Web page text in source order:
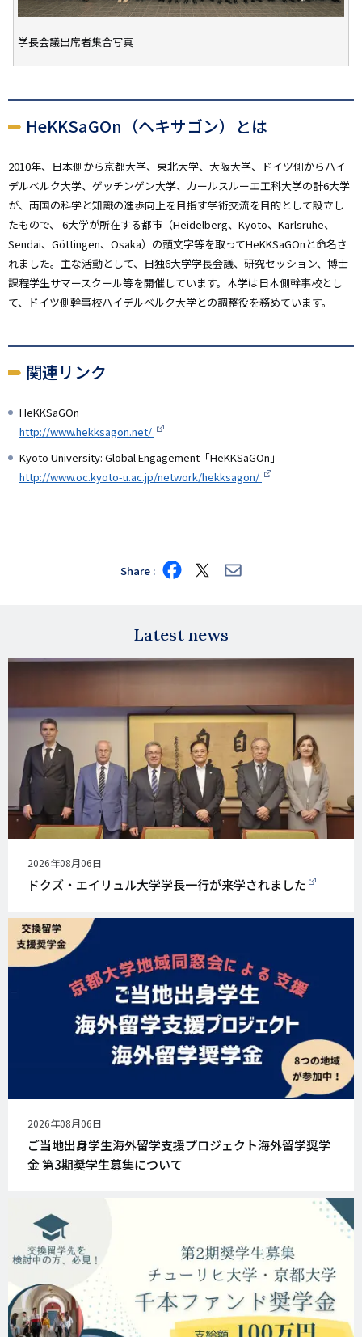
学長会議出席者集合写真
HeKKSaGOn（ヘキサゴン）とは
2010年、日本側から京都大学、東北大学、大阪大学、ドイツ側からハイ
デルベルク大学、ゲッチンゲン大学、カールスルーエ工科大学の計6大学
が、両国の科学と知識の進歩向上を目指す学術交流を目的として設立し
たもので、 6大学が所在する都市（Heidelberg、Kyoto、Karlsruhe、
Sendai、Göttingen、Osaka）の頭文字等を取ってHeKKSaGOnと命名さ
れました。主な活動として、日独6大学学長会議、研究セッション、博士
課程学生サマースクール等を開催しています。本学は日本側幹事校とし
て、ドイツ側幹事校ハイデルベルク大学との調整役を務めています。
関連リンク
HeKKSaGOn
http://www.hekksagon.net/
Kyoto University: Global Engagement「HeKKSaGOn」
http://www.oc.kyoto-u.ac.jp/network/hekksagon/
Share Share
on
Share
on
Share
via
Latest news
公
開
日
2026年08月06日
ドクズ・エイリュル大学学長一行が来学されました
公
開
日
2026年08月06日
ご当地出身学生海外留学支援プロジェクト海外留学奨学
金 第3期奨学生募集について